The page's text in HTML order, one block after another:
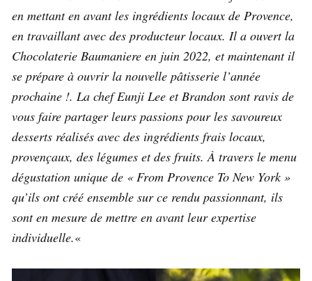
en mettant en avant les ingrédients locaux de Provence,
en travaillant avec des producteur locaux. Il a ouvert la
Chocolaterie Baumaniere en juin 2022, et maintenant il
se prépare à ouvrir la nouvelle pâtisserie l’année
prochaine !. La chef Eunji Lee et Brandon sont ravis de
vous faire partager leurs passions pour les savoureux
desserts réalisés avec des ingrédients frais locaux,
provençaux, des légumes et des fruits. À travers le menu
dégustation unique de « From Provence To New York »
qu’ils ont créé ensemble sur ce rendu passionnant, ils
sont en mesure de mettre en avant leur expertise
individuelle.«